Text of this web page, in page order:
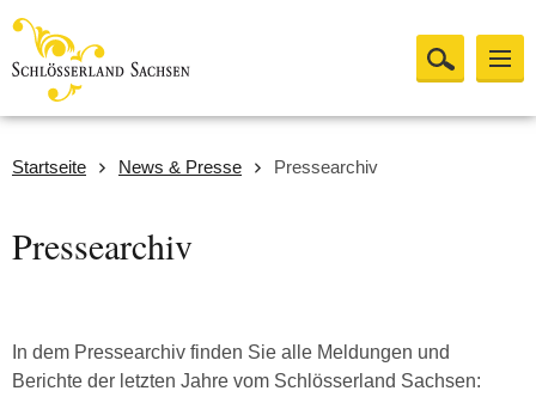
Startseite News & Presse Pressearchiv
Pressearchiv
In dem Pressearchiv finden Sie alle Meldungen und
Berichte der letzten Jahre vom Schlösserland Sachsen: